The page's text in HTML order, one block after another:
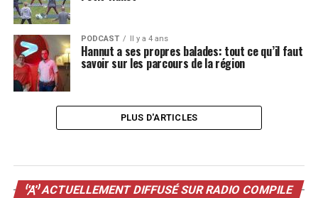
PODCAST Il y a 4 ans
Hannut a ses propres balades: tout ce qu’il faut
savoir sur les parcours de la région
PLUS D'ARTICLES
ACTUELLEMENT DIFFUSÉ SUR RADIO COMPILE